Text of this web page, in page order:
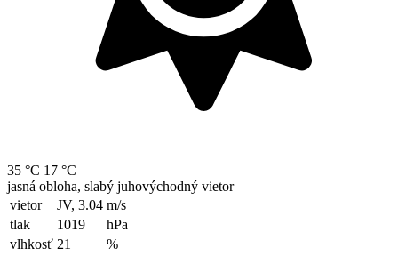
35 °C 17 °C
jasná obloha, slabý juhovýchodný vietor
vietor
JV, 3.04 m/s
tlak
1019
hPa
vlhkosť 21
%